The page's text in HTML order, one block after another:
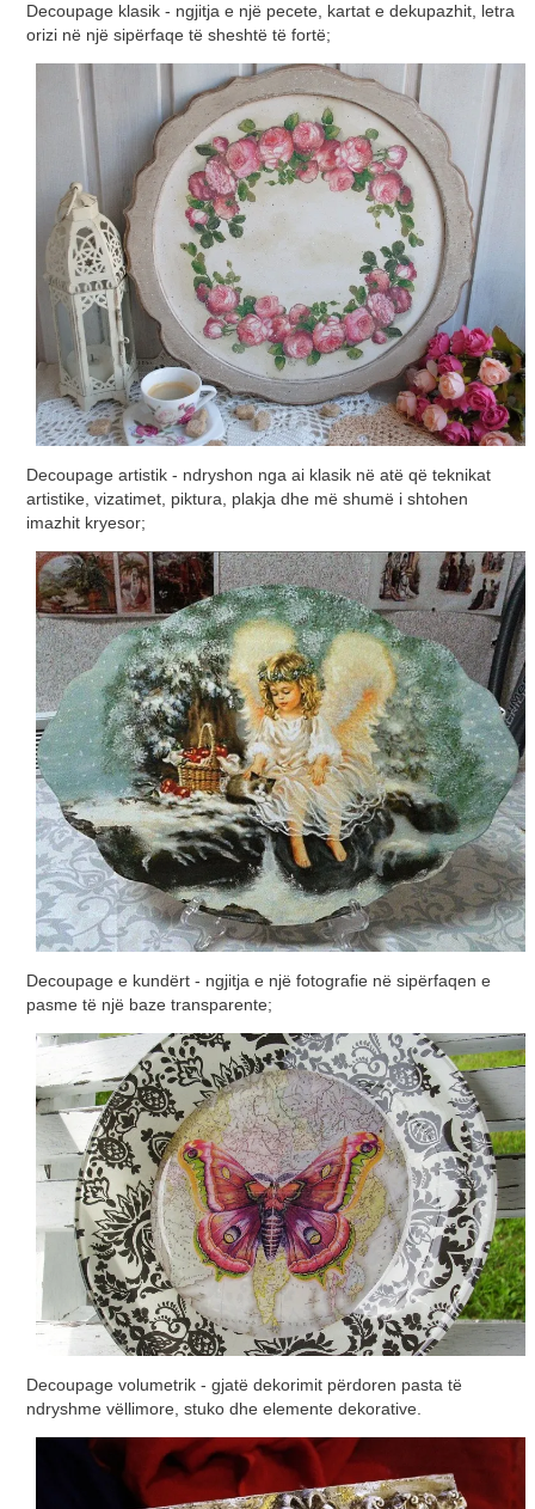
Decoupage klasik - ngjitja e një pecete, kartat e dekupazhit, letra
orizi në një sipërfaqe të sheshtë të fortë;
Decoupage artistik - ndryshon nga ai klasik në atë që teknikat
artistike, vizatimet, piktura, plakja dhe më shumë i shtohen
imazhit kryesor;
Decoupage e kundërt - ngjitja e një fotografie në sipërfaqen e
pasme të një baze transparente;
Decoupage volumetrik - gjatë dekorimit përdoren pasta të
ndryshme vëllimore, stuko dhe elemente dekorative.